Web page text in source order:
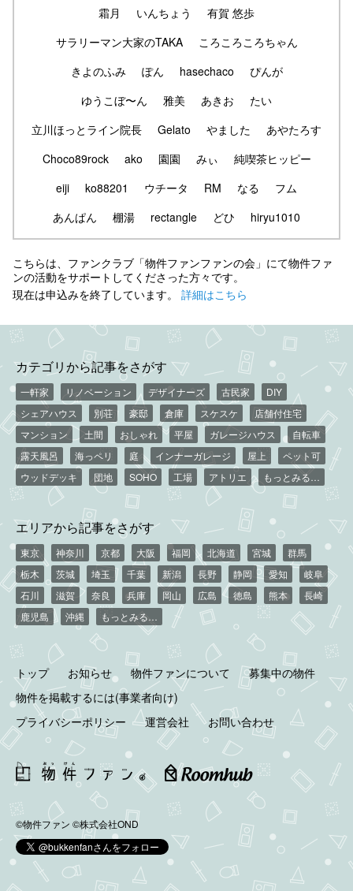
霜月
いんちょう
有賀 悠歩
サラリーマン大家のTAKA
ころころころちゃん
きよのふみ
ぽん hasechaco
ぴんが
ゆうこぼ〜ん
雅美 あきお
たい
立川ほっとライン院長
Gelato やました
あやたろす
Choco89rock
ako 園園 みぃ
純喫茶ヒッピー
eiji
ko88201 ウチータ RM なる
フム
あんぱん
棚湯 rectangle どひ hiryu1010
こちらは、ファンクラブ「物件ファンファンの会」にて物件ファ
ンの活動をサポートしてくださった方々です。
現在は申込みを終了しています。 詳細はこちら
カテゴリから記事をさがす
一軒家 リノベーション デザイナーズ 古民家
DIY
シェアハウス
別荘 豪邸 倉庫 スケスケ
店舗付住宅
マンション
土間 おしゃれ 平屋 ガレージハウス
自転車
露天風呂
海っペリ 庭 インナーガレージ 屋上
ペット可
ウッドデッキ
団地 SOHO 工場 アトリエ もっとみる…
エリアから記事をさがす
東京 神奈川 京都 大阪 福岡 北海道 宮城
群馬
栃木
茨城 埼玉 千葉 新潟 長野 静岡 愛知
岐阜
石川
滋賀 奈良 兵庫 岡山 広島 徳島 熊本
長崎
鹿児島
沖縄 もっとみる…
トップ お知らせ 物件ファンについて
募集中の物件
物件を掲載するには(事業者向け)
プライバシーポリシー
運営会社 お問い合わせ
©物件ファン ©株式会社OND